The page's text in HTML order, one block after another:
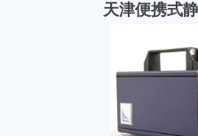
天津便携式